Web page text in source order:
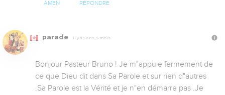
AMEN RÉPONDRE
parade Il y a 5 ans, 5 mois
Bonjour Pasteur Bruno ! Je m"appuie fermement de
ce que Dieu dit dans Sa Parole et sur rien d"autres
.Sa Parole est la Vérité et je n"en démarre pas .Je